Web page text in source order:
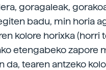
goragaleak,
badu, min horia
kolore horixka (horri
etengabeko zapore
da, tearen antzeko